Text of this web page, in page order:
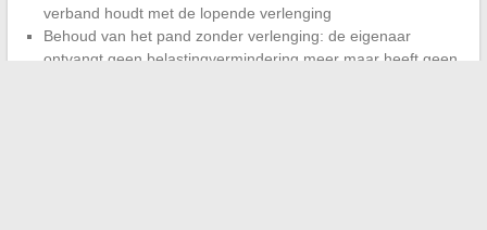
verband houdt met de lopende verlenging
Behoud van het pand zonder verlenging: de eigenaar
ontvangt geen belastingvermindering meer maar heeft geen